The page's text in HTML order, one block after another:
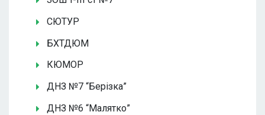
СЮТУР
БХТДЮМ
КЮМОР
ДНЗ №7 “Берізка”
ДНЗ №6 “Малятко”